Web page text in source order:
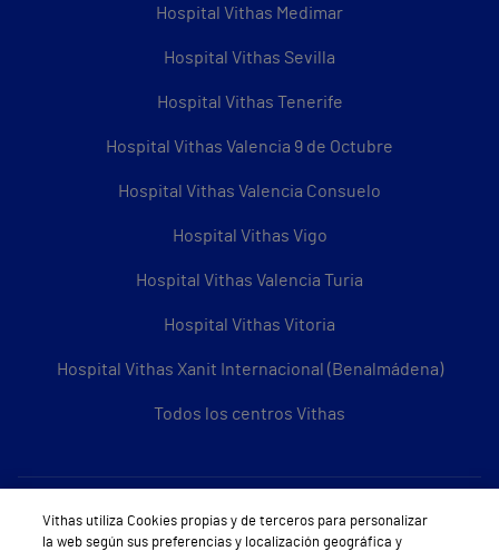
Hospital Vithas Medimar
Hospital Vithas Sevilla
Hospital Vithas Tenerife
Hospital Vithas Valencia 9 de Octubre
Hospital Vithas Valencia Consuelo
Hospital Vithas Vigo
Hospital Vithas Valencia Turia
Hospital Vithas Vitoria
Hospital Vithas Xanit Internacional (Benalmádena)
Todos los centros Vithas
Sobre Vithas
Vithas utiliza Cookies propias y de terceros para personalizar
la web según sus preferencias y localización geográfica y